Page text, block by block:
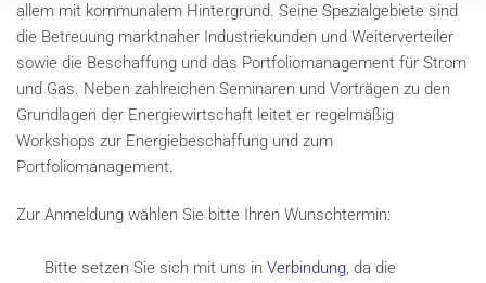
allem mit kommunalem Hintergrund. Seine Spezialgebiete sind
die Betreuung marktnaher Industriekunden und Weiterverteiler
sowie die Beschaffung und das Portfoliomanagement für Strom
und Gas. Neben zahlreichen Seminaren und Vorträgen zu den
Grundlagen der Energiewirtschaft leitet er regelmäßig
Workshops zur Energiebeschaffung und zum
Portfoliomanagement.
Zur Anmeldung wählen Sie bitte Ihren Wunschtermin:
Bitte setzen Sie sich mit uns in Verbindung, da die